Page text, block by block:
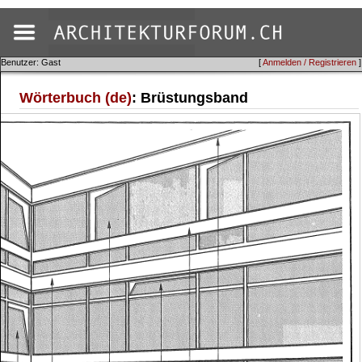
[Anmelden / Registrieren ]
Benutzer: Gast
Wörterbuch (de): Brüstungsband